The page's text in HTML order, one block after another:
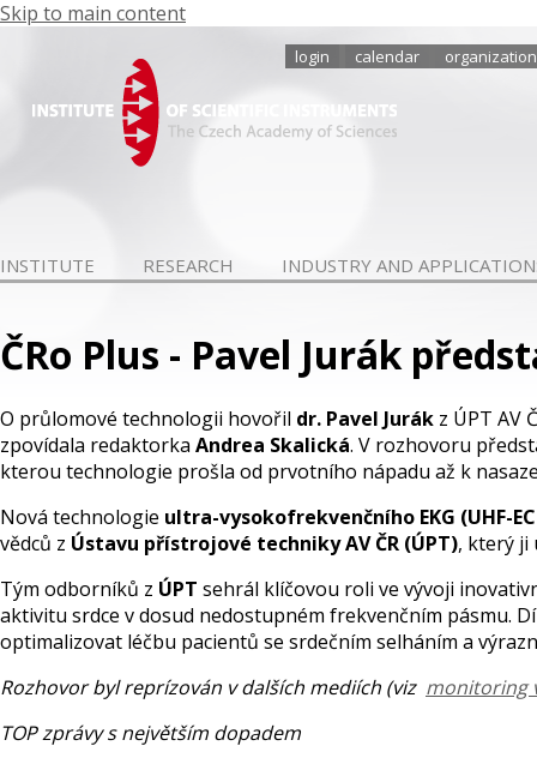
Skip to main content
login calendar
INSTITUTE RESEARCH INDUSTRY AND
ČRo Plus - Pavel Jurák
O průlomové technologii hovořil dr. Pavel Jurák z ÚPT AV
zpovídala redaktorka Andrea Skalická. V rozhovoru
kterou technologie prošla od prvotního nápadu až k
Nová technologie ultra-vysokofrekvenčního EKG (UHF-
vědců z Ústavu přístrojové techniky AV ČR (ÚPT), který ji
Tým odborníků z ÚPT sehrál klíčovou roli ve vývoji
aktivitu srdce v dosud nedostupném frekvenčním pásmu.
optimalizovat léčbu pacientů se srdečním selháním a
Rozhovor byl reprízován v dalších mediích (viz monitoring
TOP zprávy s největším dopadem